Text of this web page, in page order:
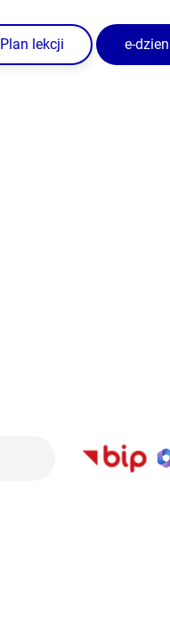
Plan lekcji e-